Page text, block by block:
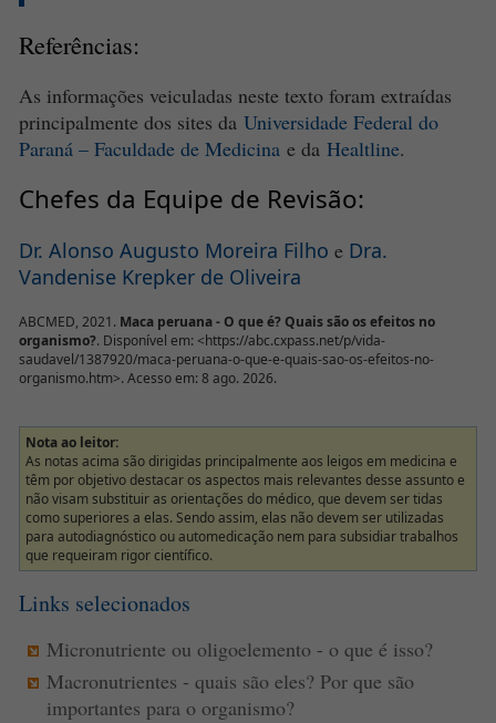
Referências:
As informações veiculadas neste texto foram extraídas
principalmente dos sites da Universidade Federal do
Paraná – Faculdade de Medicina e da Healtline.
Chefes da Equipe de Revisão:
Dr. Alonso Augusto Moreira Filho e Dra.
Vandenise Krepker de Oliveira
ABCMED, 2021. Maca peruana - O que é? Quais são os efeitos no
organismo?. Disponível em: <https://abc.cxpass.net/p/vida-
saudavel/1387920/maca-peruana-o-que-e-quais-sao-os-efeitos-no-
organismo.htm>. Acesso em: 8 ago. 2026.
Nota ao leitor:
As notas acima são dirigidas principalmente aos leigos em medicina e
têm por objetivo destacar os aspectos mais relevantes desse assunto e
não visam substituir as orientações do médico, que devem ser tidas
como superiores a elas. Sendo assim, elas não devem ser utilizadas
para autodiagnóstico ou automedicação nem para subsidiar trabalhos
que requeiram rigor científico.
Links selecionados
Micronutriente ou oligoelemento - o que é isso?
Macronutrientes - quais são eles? Por que são
importantes para o organismo?